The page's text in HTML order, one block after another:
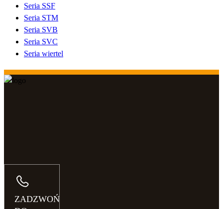
Seria SSF
Seria STM
Seria SVB
Seria SVC
Seria wiertel
ZADZWOŃ